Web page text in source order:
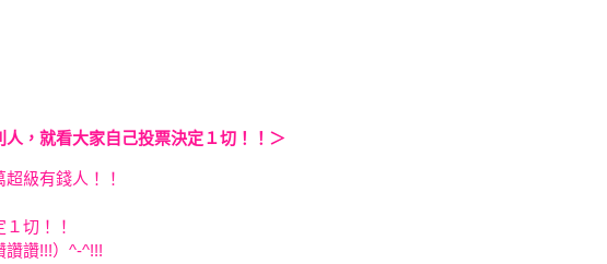
，就看大家自己投票決定１切！！＞
超級有錢人！！
看別人！！
投票決定１切！！
讚讚讚!!!）^-^!!!